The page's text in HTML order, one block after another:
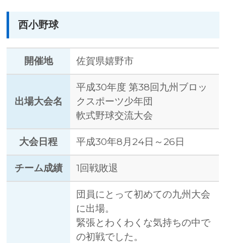
西小野球
開催地 佐賀県嬉野市
出場大会名
平成30年度 第38回九州ブロッ
クスポーツ少年団
軟式野球交流大会
大会日程 平成30年8月24日～26日
チーム成績 1回戦敗退
団員にとって初めての九州大会
に出場。
緊張とわくわくな気持ちの中で
の初戦でした。